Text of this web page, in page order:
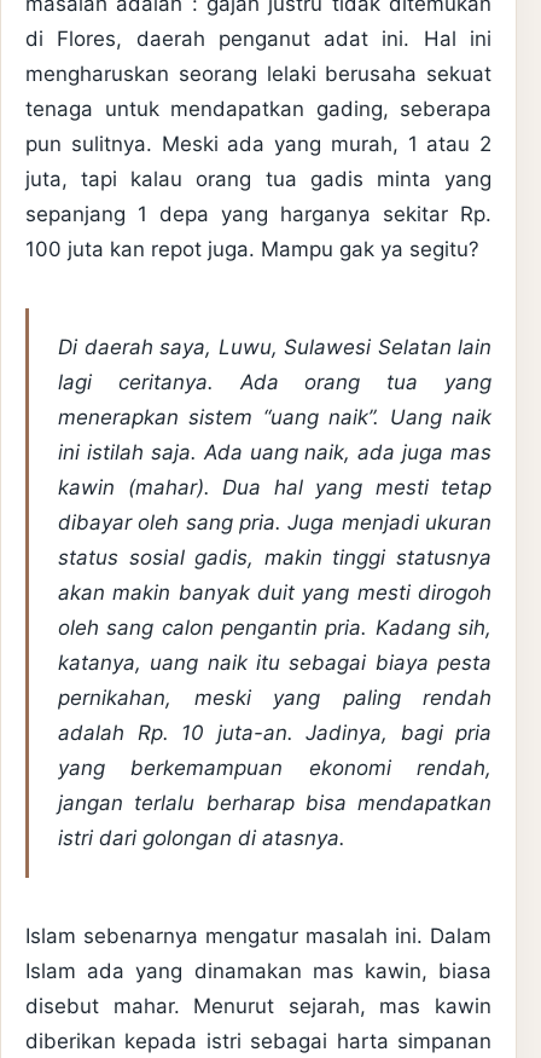
di Flores, daerah penganut adat ini. Hal ini
mengharuskan seorang lelaki berusaha sekuat
tenaga untuk mendapatkan gading, seberapa
pun sulitnya. Meski ada yang murah, 1 atau 2
juta, tapi kalau orang tua gadis minta yang
sepanjang 1 depa yang harganya sekitar Rp.
100 juta kan repot juga. Mampu gak ya segitu?
Di daerah saya, Luwu, Sulawesi Selatan lain
lagi ceritanya. Ada orang tua yang
menerapkan sistem “uang naik”. Uang naik
ini istilah saja. Ada uang naik, ada juga mas
kawin (mahar). Dua hal yang mesti tetap
dibayar oleh sang pria. Juga menjadi ukuran
status sosial gadis, makin tinggi statusnya
akan makin banyak duit yang mesti dirogoh
oleh sang calon pengantin pria. Kadang sih,
katanya, uang naik itu sebagai biaya pesta
pernikahan, meski yang paling rendah
adalah Rp. 10 juta-an. Jadinya, bagi pria
yang berkemampuan ekonomi rendah,
jangan terlalu berharap bisa mendapatkan
istri dari golongan di atasnya.
Islam sebenarnya mengatur masalah ini. Dalam
Islam ada yang dinamakan mas kawin, biasa
disebut mahar. Menurut sejarah, mas kawin
diberikan kepada istri sebagai harta simpanan